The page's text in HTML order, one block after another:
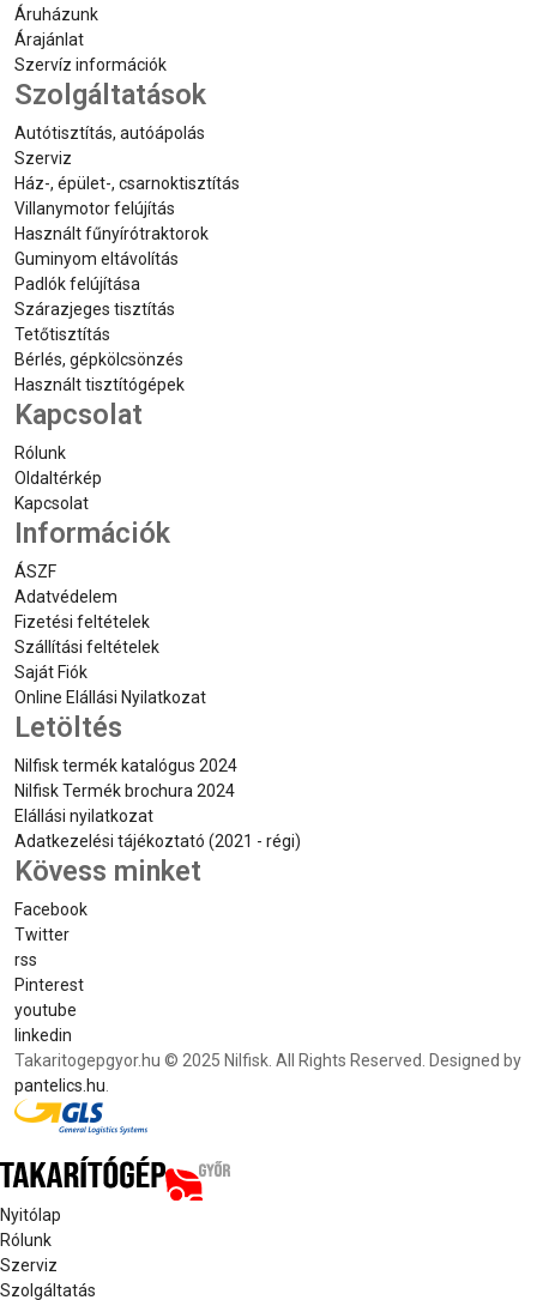
Áruházunk
Árajánlat
Szervíz információk
Szolgáltatások
Autótisztítás, autóápolás
Szerviz
Ház-, épület-, csarnoktisztítás
Villanymotor felújítás
Használt fűnyírótraktorok
Guminyom eltávolítás
Padlók felújítása
Szárazjeges tisztítás
Tetőtisztítás
Bérlés, gépkölcsönzés
Használt tisztítógépek
Kapcsolat
Rólunk
Oldaltérkép
Kapcsolat
Információk
ÁSZF
Adatvédelem
Fizetési feltételek
Szállítási feltételek
Saját Fiók
Online Elállási Nyilatkozat
Letöltés
Nilfisk termék katalógus 2024
Nilfisk Termék brochura 2024
Elállási nyilatkozat
Adatkezelési tájékoztató (2021 - régi)
Kövess minket
Facebook
Twitter
rss
Pinterest
youtube
linkedin
Takaritogepgyor.hu © 2025 Nilfisk. All Rights Reserved. Designed by
pantelics.hu
Nyitólap
Rólunk
Szerviz
Szolgáltatás